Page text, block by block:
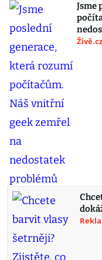
Jsme
Živě.cz